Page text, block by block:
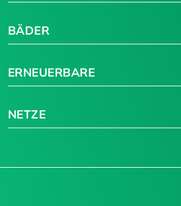
BÄDER
ERNEUERBARE
NETZE